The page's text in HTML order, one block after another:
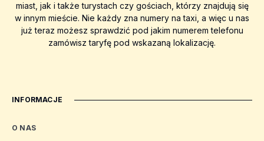
miast, jak i także turystach czy gościach, którzy znajdują się
w innym mieście. Nie każdy zna numery na taxi, a więc u nas
już teraz możesz sprawdzić pod jakim numerem telefonu
zamówisz taryfę pod wskazaną lokalizację.
INFORMACJE
O NAS